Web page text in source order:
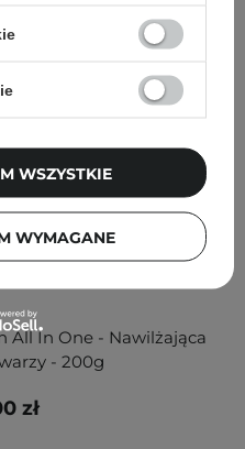
All In One - Nawilżająca
- 200g
zł
WYMAGANE
WSZYSTKIE